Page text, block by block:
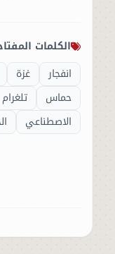
الكلمات
انفجار
غزة
حماس
تلغرام
الاصطناعي